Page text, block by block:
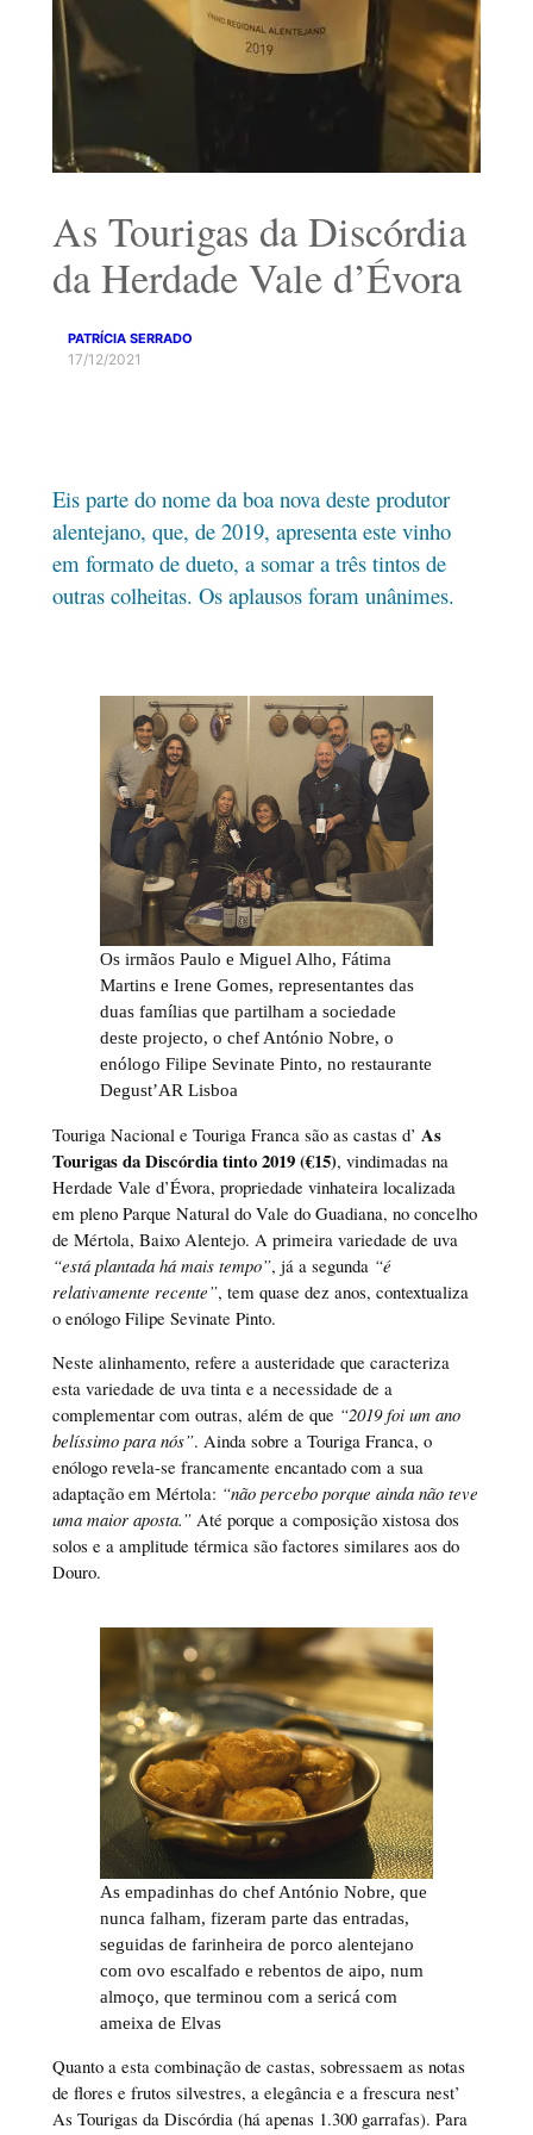
As Tourigas da Discórdia
da Herdade Vale d’Évora
PATRÍCIA SERRADO
17/12/2021
Eis parte do nome da boa nova deste produtor
alentejano, que, de 2019, apresenta este vinho
em formato de dueto, a somar a três tintos de
outras colheitas. Os aplausos foram unânimes.
Os irmãos Paulo e Miguel Alho, Fátima
Martins e Irene Gomes, representantes das
duas famílias que partilham a sociedade
deste projecto, o chef António Nobre, o
enólogo Filipe Sevinate Pinto, no restaurante
Degust’AR Lisboa
Touriga Nacional e Touriga Franca são as castas d’ As
Tourigas da Discórdia tinto 2019 (€15), vindimadas na
Herdade Vale d’Évora, propriedade vinhateira localizada
em pleno Parque Natural do Vale do Guadiana, no concelho
de Mértola, Baixo Alentejo. A primeira variedade de uva
“está plantada há mais tempo”, já a segunda “é
relativamente recente”, tem quase dez anos, contextualiza
o enólogo Filipe Sevinate Pinto.
Neste alinhamento, refere a austeridade que caracteriza
esta variedade de uva tinta e a necessidade de a
complementar com outras, além de que “2019 foi um ano
belíssimo para nós”. Ainda sobre a Touriga Franca, o
enólogo revela-se francamente encantado com a sua
adaptação em Mértola: “não percebo porque ainda não teve
uma maior aposta.” Até porque a composição xistosa dos
solos e a amplitude térmica são factores similares aos do
Douro.
As empadinhas do chef António Nobre, que
nunca falham, fizeram parte das entradas,
seguidas de farinheira de porco alentejano
com ovo escalfado e rebentos de aipo, num
almoço, que terminou com a sericá com
ameixa de Elvas
Quanto a esta combinação de castas, sobressaem as notas
de flores e frutos silvestres, a elegância e a frescura nest’
As Tourigas da Discórdia (há apenas 1.300 garrafas). Para